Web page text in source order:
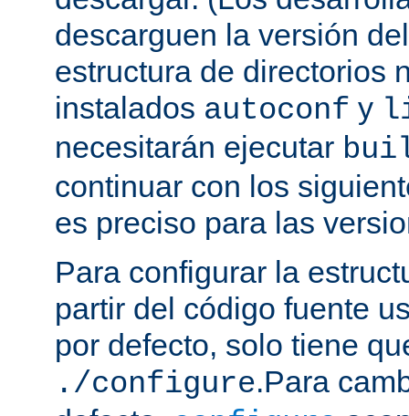
descarguen la versión
estructura de directorios
instalados autoconf y
necesitarán ejecutar
continuar con los
es preciso para las
Para configurar la
partir del código fuente
por defecto, solo tiene
./configure.Para